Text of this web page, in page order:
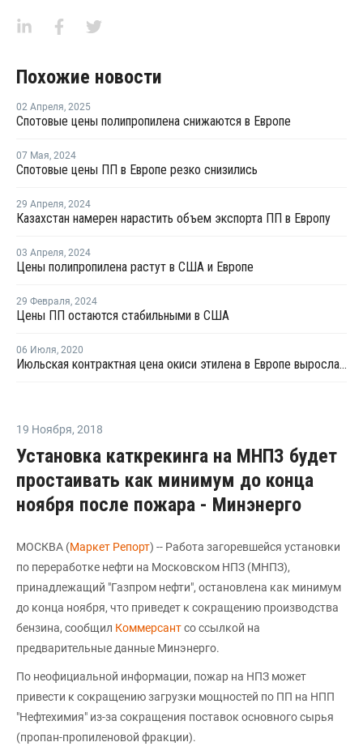
Похожие новости
02 Апреля, 2025
Спотовые цены полипропилена снижаются в Европе
07 Мая, 2024
Спотовые цены ПП в Европе резко снизились
29 Апреля, 2024
Казахстан намерен нарастить объем экспорта ПП в Европу
03 Апреля, 2024
Цены полипропилена растут в США и Европе
29 Февраля, 2024
Цены ПП остаются стабильными в США
06 Июля, 2020
Июльская контрактная цена окиси этилена в Европе выросла на EUR69 за тонну
19 Ноября, 2018
Установка каткрекинга на МНПЗ будет
простаивать как минимум до конца
ноября после пожара - Минэнерго
МОСКВА (Маркет Репорт) -- Работа загоревшейся установки
по переработке нефти на Московском НПЗ (МНПЗ),
принадлежащий "Газпром нефти", остановлена как минимум
до конца ноября, что приведет к сокращению производства
бензина, сообщил Коммерсантсо ссылкой на
предварительные данные Минэнерго.
По неофициальной информации, пожар на НПЗ может
привести к сокращению загрузки мощностей по ПП на НПП
"Нефтехимия" из-за сокращения поставок основного сырья
(пропан-пропиленовой фракции).